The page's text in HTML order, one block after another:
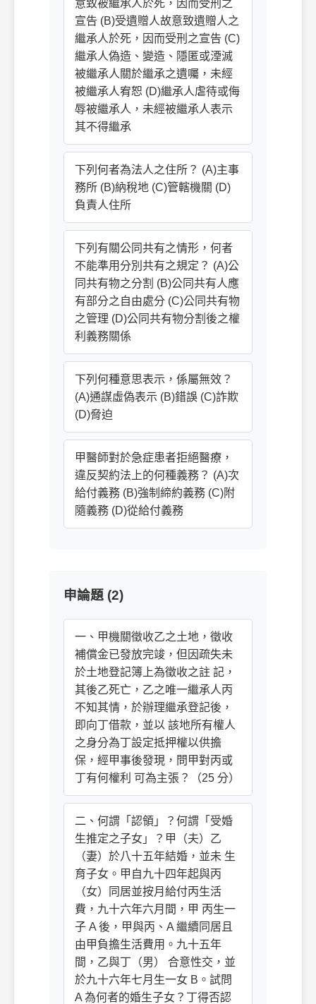
意致被繼承人於死，因而受刑之
宣告 (B)受遺贈人故意致遺贈人之
繼承人於死，因而受刑之宣告 (C)
繼承人偽造、變造、隱匿或湮滅
被繼承人關於繼承之遺囑，未經
被繼承人宥恕 (D)繼承人虐待或侮
辱被繼承人，未經被繼承人表示
其不得繼承
下列何者為法人之住所？ (A)主事
務所 (B)納稅地 (C)管轄機關 (D)
負責人住所
下列有關公同共有之情形，何者
不能準用分別共有之規定？ (A)公
同共有物之分割 (B)公同共有人應
有部分之自由處分 (C)公同共有物
之管理 (D)公同共有物分割後之權
利義務關係
下列何種意思表示，係屬無效？
(A)通謀虛偽表示 (B)錯誤 (C)詐欺
(D)脅迫
甲醫師對於急症患者拒絕醫療，
違反契約法上的何種義務？ (A)次
給付義務 (B)強制締約義務 (C)附
隨義務 (D)從給付義務
申論題 (2)
一、甲機關徵收乙之土地，徵收
補償金已發放完竣，但因疏失未
於土地登記簿上為徵收之註 記，
其後乙死亡，乙之唯一繼承人丙
不知其情，於辦理繼承登記後，
即向丁借款，並以 該地所有權人
之身分為丁設定抵押權以供擔
保，經甲事後發現，問甲對丙或
丁有何權利 可為主張？（25 分）
二、何謂「認領」？何謂「受婚
生推定之子女」？甲（夫）乙
（妻）於八十五年結婚，並未 生
育子女。甲自九十四年起與丙
（女）同居並按月給付丙生活
費，九十六年六月間，甲 丙生一
子 A 後，甲與丙、A 繼續同居且
由甲負擔生活費用。九十五年
間，乙與丁（男） 合意性交，並
於九十六年七月生一女 B。試問
A 為何者的婚生子女？丁得否認